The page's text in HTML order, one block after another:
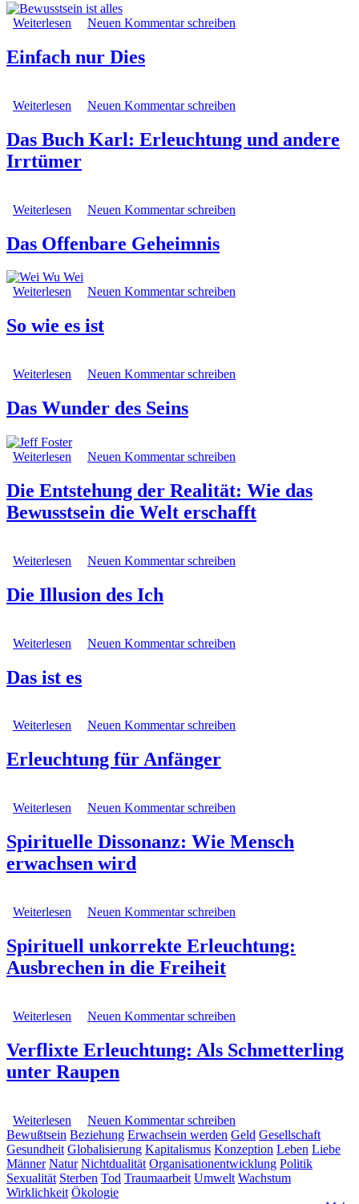
Weiterlesen über Bewusstsein ist alles - Über die Natur unserer
Neuen Kommentar schreiben
Einfach nur Dies
Weiterlesen über Einfach nur Dies
Neuen Kommentar schreiben
Das Buch Karl: Erleuchtung und andere
Irrtümer
Weiterlesen über Das Buch Karl: Erleuchtung und andere Irrtümer
Neuen Kommentar schreiben
Das Offenbare Geheimnis
Weiterlesen über Das Offenbare Geheimnis
Neuen Kommentar schreiben
So wie es ist
Weiterlesen über So wie es ist
Neuen Kommentar schreiben
Das Wunder des Seins
Weiterlesen über Das Wunder des Seins
Neuen Kommentar schreiben
Die Entstehung der Realität: Wie das
Bewusstsein die Welt erschafft
Weiterlesen über Die Entstehung der Realität: Wie das Bewusstsein
Neuen Kommentar schreiben
Die Illusion des Ich
Weiterlesen über Die Illusion des Ich
Neuen Kommentar schreiben
Das ist es
Weiterlesen über Das ist es
Neuen Kommentar schreiben
Erleuchtung für Anfänger
Weiterlesen über Erleuchtung für Anfänger
Neuen Kommentar schreiben
Spirituelle Dissonanz: Wie Mensch
erwachsen wird
Weiterlesen über Spirituelle Dissonanz: Wie Mensch erwachsen wird
Neuen Kommentar schreiben
Spirituell unkorrekte Erleuchtung:
Ausbrechen in die Freiheit
Weiterlesen über Spirituell unkorrekte Erleuchtung: Ausbrechen in
Neuen Kommentar schreiben
Verflixte Erleuchtung: Als Schmetterling
unter Raupen
Weiterlesen über Verflixte Erleuchtung: Als Schmetterling unter
Raupen
Neuen Kommentar schreiben
Bewußtsein Beziehung Erwachsein werden Geld Gesellschaft
Gesundheit Globalisierung Kapitalismus Konzeption Leben Liebe
Männer Natur Nichtdualität Organisationentwicklung Politik
Sexualität Sterben Tod Traumaarbeit Umwelt Wachstum
Wirklichkeit Ökologie